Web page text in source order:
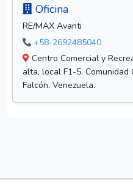
Oficina
RE/MAX Avanti
+58-2692485040
Centro Comercial y
alta, local F1-5. Comunidad
Falcón. Venezuela.